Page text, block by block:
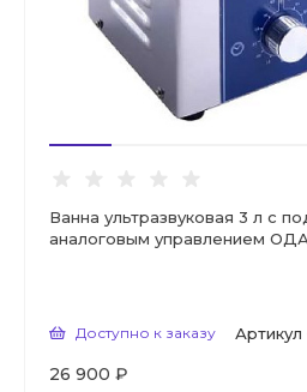
Ванна ультразвуковая 3 л с
аналоговым управлением
Доступно к заказу Артикул
26 900 ₽